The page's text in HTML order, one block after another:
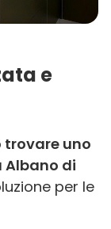
e
trovare uno
Albano di
per le